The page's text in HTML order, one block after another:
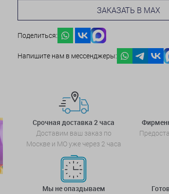
ЗАКАЗАТЬ В MAX
Поделиться:
Напишите нам в мессенджеры:
Срочная доставка 2 часа
Доставим ваш заказ по
Москве и МО уже через 2 часа
Мы не опаздываем